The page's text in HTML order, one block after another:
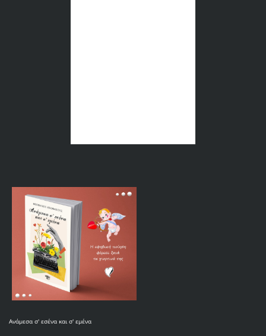
Ανάμεσα σ' εσένα και σ' εμένα